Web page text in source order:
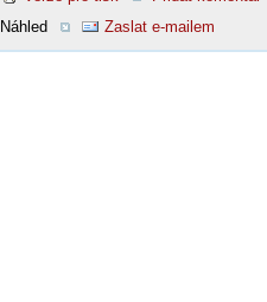
Náhled
Zaslat e-mailem